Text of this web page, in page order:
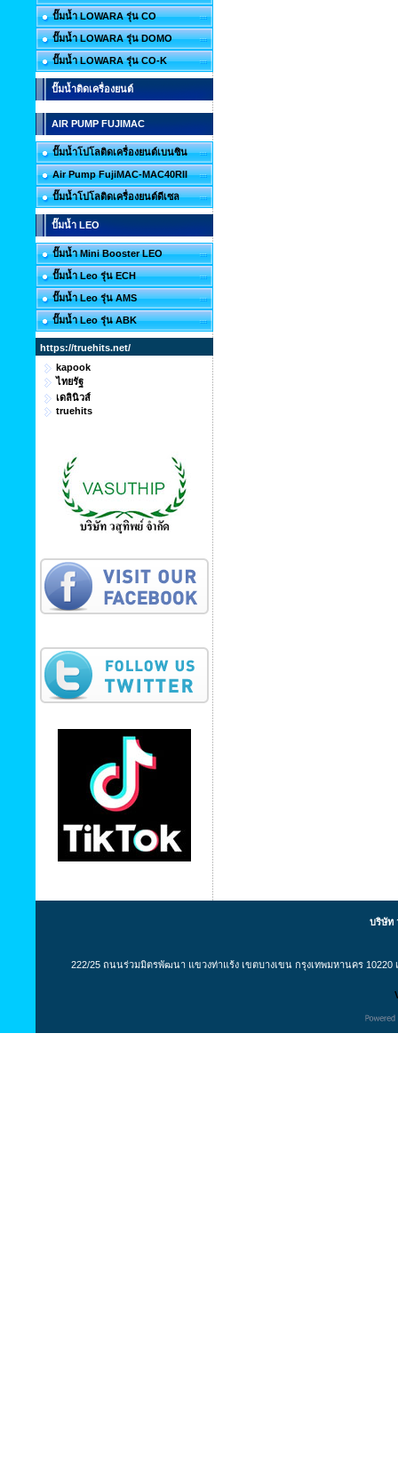
ปั๊มน้ำ LOWARA รุ่น CO
ปั๊มน้ำ LOWARA รุ่น DOMO
ปั๊มน้ำ LOWARA รุ่น CO-K
ปั๊มน้ำติดเครื่องยนต์
AIR PUMP FUJIMAC
ปั๊มน้ำโปโลติดเครื่องยนต์เบนซิน
Air Pump FujiMAC-MAC40RII
ปั๊มน้ำโปโลติดเครื่องยนต์ดีเซล
ปั๊มน้ำ LEO
ปั๊มน้ำ Mini Booster LEO
ปั๊มน้ำ Leo รุ่น ECH
ปั๊มน้ำ Leo รุ่น AMS
ปั๊มน้ำ Leo รุ่น ABK
https://truehits.net/
kapook
ไทยรัฐ
เดลินิวส์
truehits
บริษัท
222/25 ถนนร่วมมิตรพัฒนา แขวงท่าแร้ง เขตบางเขน กรุงเทพมหานคร 10220